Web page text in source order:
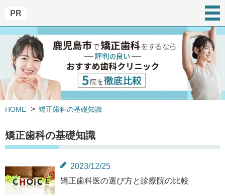
PR
HOME 矯正歯科の基礎知識
矯正歯科の基礎知識
2023/12/25
矯正歯科医の選び方と診療院の比較